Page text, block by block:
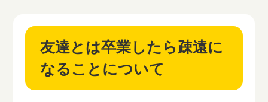
友達とは卒業したら疎遠に
なることについて